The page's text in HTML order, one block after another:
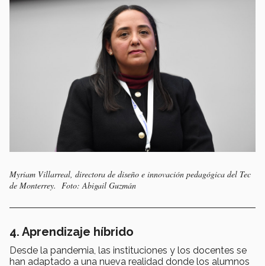
Myriam Villarreal, directora de diseño e innovación pedagógica del Tec
de Monterrey. Foto: Abigail Guzmán
4. Aprendizaje híbrido
Desde la pandemia, las instituciones y los docentes se
han adaptado a una nueva realidad donde los alumnos